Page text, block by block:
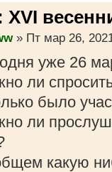
XVI
» Пт мар 26,
уже 26
ли
было
ли
какую